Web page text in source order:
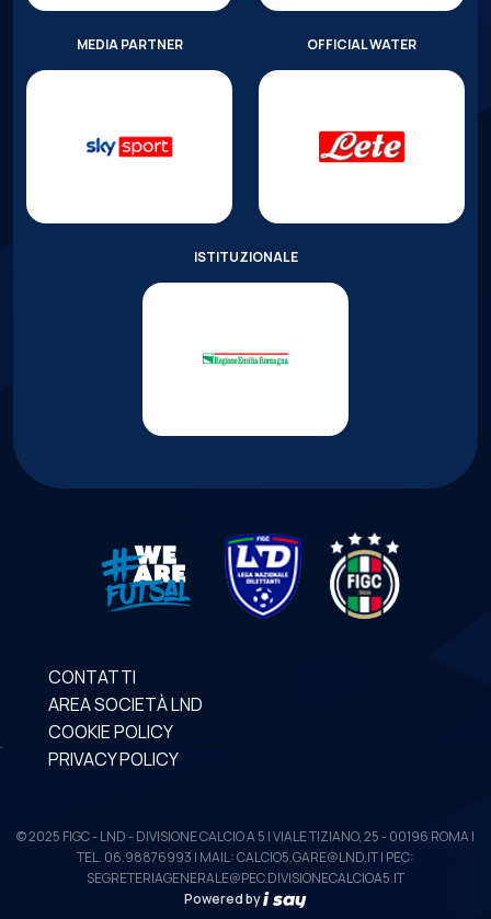
MEDIA PARTNER OFFICIAL WATER
ISTITUZIONALE
CONTATTI
AREA SOCIETÀ LND
COOKIE POLICY
PRIVACY POLICY
© 2025 FIGC - LND - DIVISIONE CALCIO A 5 | VIALE TIZIANO, 25 - 00196 ROMA |
TEL. 06.98876993 | MAIL: CALCIO5.GARE@LND.IT | PEC:
SEGRETERIAGENERALE@PEC.DIVISIONECALCIOA5.IT
Powered by